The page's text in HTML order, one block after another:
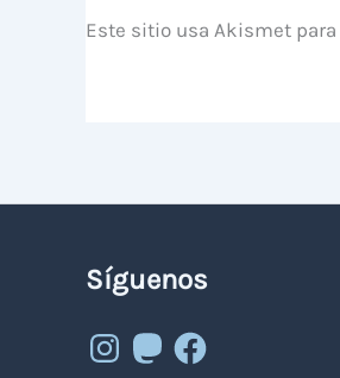
Este sitio usa Akismet
Síguenos
Instagram
MastodonFacebook